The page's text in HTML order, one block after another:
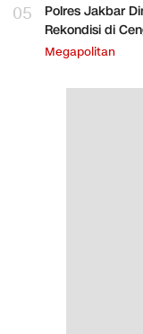
05
Polres Jakbar
Rekondisi di
Megapolitan